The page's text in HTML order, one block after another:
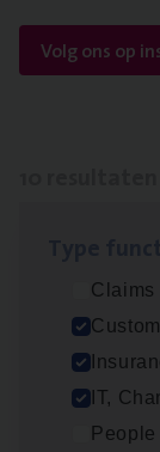
Volg ons op
Claims
IT,
Pro­fit en
Insurance